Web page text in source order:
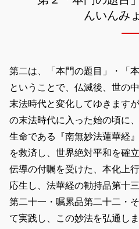
んいんみ
第二は、「本門の題目」・「
ということで、仏滅後、世の
末法時代と変化してゆきます
の末法時代に入った始の頃に
生命である『南無妙法蓮華経
を救済し、世界絶対平和を確
伝導の付嘱を受けた、本化上
応生し、法華経の勧持品第十
第二十一・嘱累品第二十二・
て実践し、この妙法を弘通し